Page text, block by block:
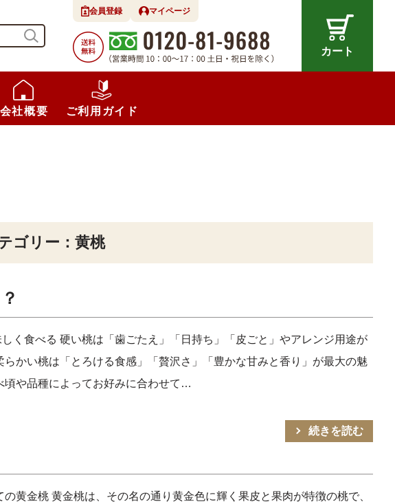
会員登録 マイページ
カート
会社概要 ご利用ガイド
ゴリー：黄桃
く食べる 硬い桃は「歯ごたえ」「日持ち」「皮ごと」やアレンジ用途が
らかい桃は「とろける食感」「贅沢さ」「豊かな甘みと香り」が最大の魅
頃や品種によってお好みに合わせて…
続きを読む
黄金桃 黄金桃は、その名の通り黄金色に輝く果皮と果肉が特徴の桃で、